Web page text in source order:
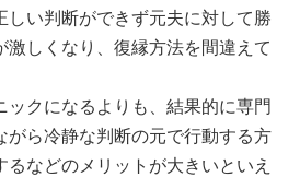
しい判断ができず元夫に対して勝
激しくなり、復縁方法を間違えて
ックになるよりも、結果的に専門
がら冷静な判断の元で行動する方
るなどのメリットが大きいといえ